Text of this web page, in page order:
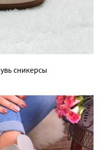
сникерсы